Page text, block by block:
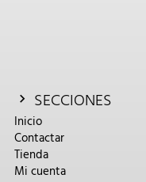
SECCIONES
Inicio
Contactar
Tienda
Mi cuenta